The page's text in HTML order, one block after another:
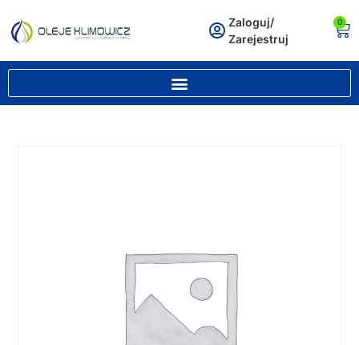
Zaloguj/
Zarejestruj
0